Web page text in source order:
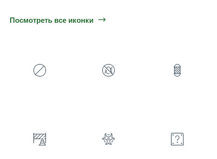
Посмотреть все иконки